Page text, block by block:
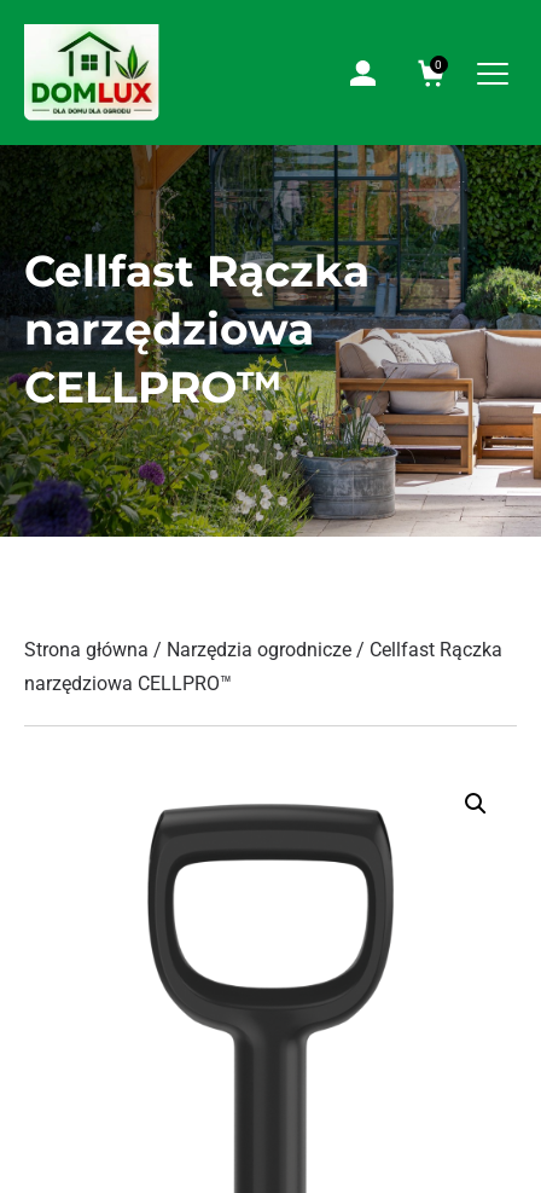
0
Cellfast Rączka
narzędziowa
CELLPRO™
Strona główna / Narzędzia ogrodnicze / Cellfast Rączka
narzędziowa CELLPRO™